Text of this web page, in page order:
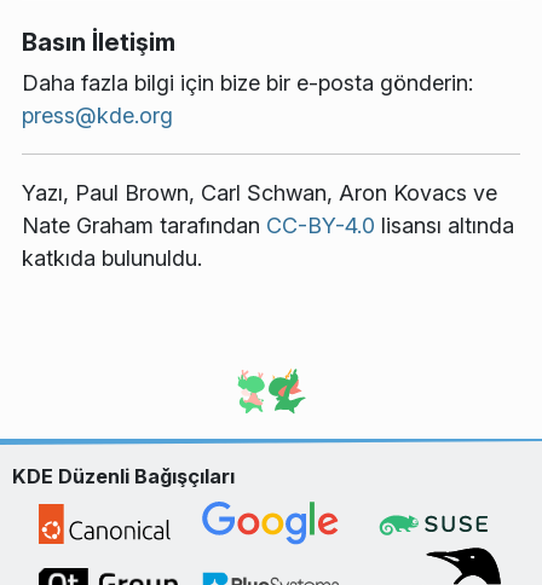
Basın İletişim
Daha fazla bilgi için bize bir e-posta gönderin:
press@kde.org
Yazı, Paul Brown, Carl Schwan, Aron Kovacs ve
Nate Graham tarafından CC-BY-4.0 lisansı altında
katkıda bulunuldu.
KDE Düzenli Bağışçıları